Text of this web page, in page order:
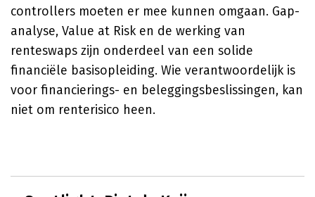
controllers moeten er mee kunnen omgaan. Gap-
analyse, Value at Risk en de werking van
renteswaps zijn onderdeel van een solide
financiële basisopleiding. Wie verantwoordelijk is
voor financierings- en beleggingsbeslissingen, kan
niet om renterisico heen.